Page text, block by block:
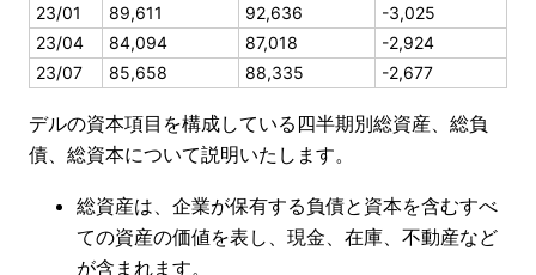
23/01
89,611 92,636
-3,025
23/04
84,094 87,018
-2,924
23/07
85,658 88,335 -2,677
デルの資本項目を構成している四半期別総資産、総負
債、総資本について説明いたします。
総資産は、企業が保有する負債と資本を含むすべ
ての資産の価値を表し、現金、在庫、不動産など
が含まれます。